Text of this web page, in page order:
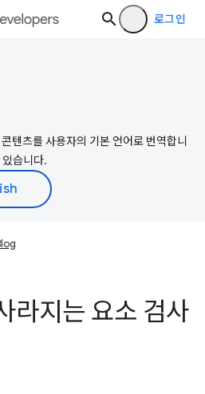
로그인
텐츠를 사용자의 기본 언어로 번역합니
습니다.
라지는 요소 검사